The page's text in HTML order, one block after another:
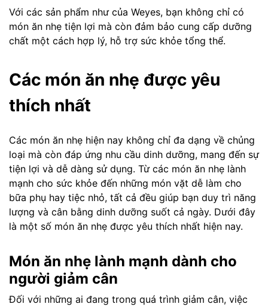
Với các sản phẩm như của Weyes, bạn không chỉ có
món ăn nhẹ tiện lợi mà còn đảm bảo cung cấp dưỡng
chất một cách hợp lý, hỗ trợ sức khỏe tổng thể.
Các món ăn nhẹ được yêu
thích nhất
Các món ăn nhẹ hiện nay không chỉ đa dạng về chủng
loại mà còn đáp ứng nhu cầu dinh dưỡng, mang đến sự
tiện lợi và dễ dàng sử dụng. Từ các món ăn nhẹ lành
mạnh cho sức khỏe đến những món vặt dễ làm cho
bữa phụ hay tiệc nhỏ, tất cả đều giúp bạn duy trì năng
lượng và cân bằng dinh dưỡng suốt cả ngày. Dưới đây
là một số món ăn nhẹ được yêu thích nhất hiện nay.
Món ăn nhẹ lành mạnh dành cho
người giảm cân
Đối với những ai đang trong quá trình giảm cân, việc